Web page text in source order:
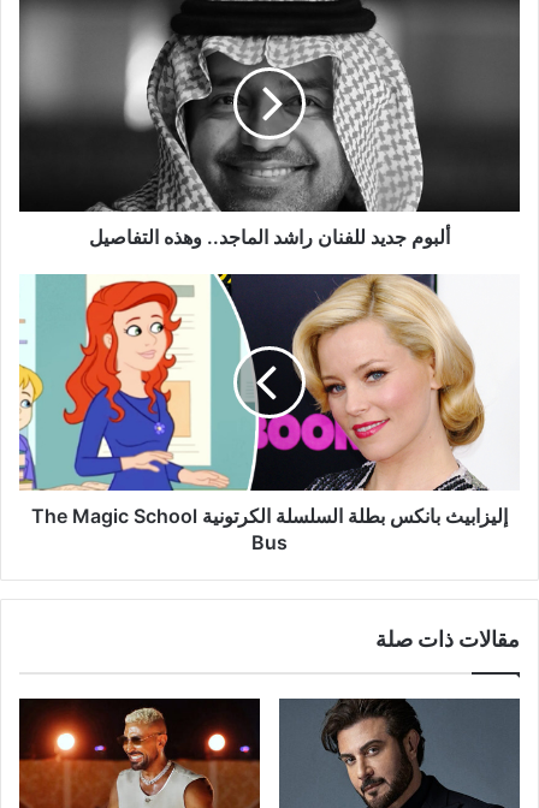
ألبوم جديد للفنان راشد الماجد.. وهذه التفاصيل
السلسلة
الكرتونية
Magic
إليزابيث بانكس بطلة السلسلة الكرتونية The Magic School
Bus
مقالات ذات صلة